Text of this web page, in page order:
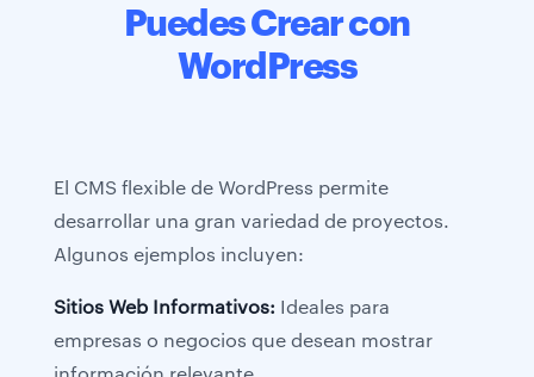
Puedes Crear con
WordPress
El CMS flexible de WordPress permite
desarrollar una gran variedad de proyectos.
Algunos ejemplos incluyen:
Sitios Web Informativos: Ideales para
empresas o negocios que desean mostrar